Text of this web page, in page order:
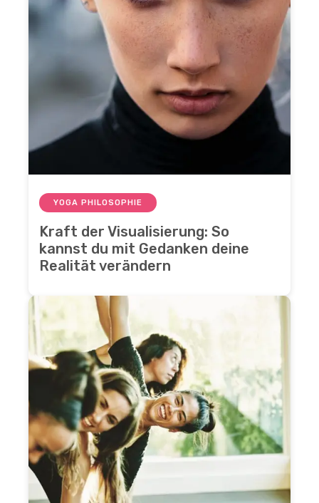
YOGA PHILOSOPHIE
Kraft der Visualisierung: So
kannst du mit Gedanken deine
Realität verändern